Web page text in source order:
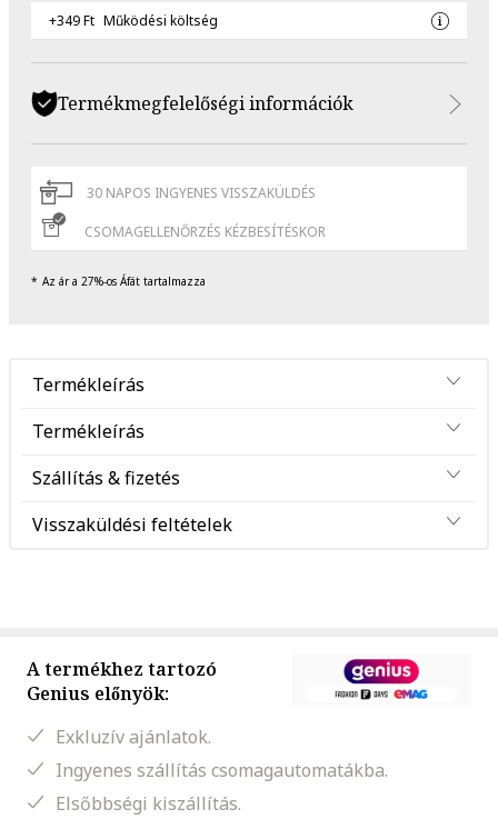
+349 Ft Működési költség
Termékmegfelelőségi információk
30 NAPOS INGYENES VISSZAKÜLDÉS
CSOMAGELLENŐRZÉS KÉZBESÍTÉSKOR
Az ár a 27%-os Áfát tartalmazza
Termékleírás
Termékleírás
Szállítás & fizetés
Visszaküldési feltételek
A termékhez tartozó
Genius előnyök:
Exkluzív ajánlatok.
Ingyenes szállítás csomagautomatákba.
Elsőbbségi kiszállítás.